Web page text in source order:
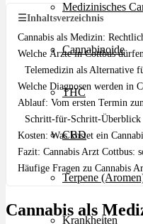
Medizinisches
Cannabinoide
THC
CBD
Terpene
Krankheiten
☰Inhaltsverzeichnis
Cannabis als Medizin:
Welche Ärzte in Cottbus
Telemedizin als Alternative
Welche Diagnosen werden in
Ablauf: Vom ersten Termin
Schritt-für-Schritt-Überblick
Kosten: Was kostet ein
Fazit: Cannabis Arzt Cottbus:
Häufige Fragen zu Cannabis
Cannabis als